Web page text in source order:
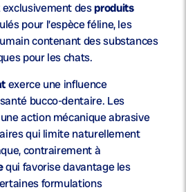
exclusivement desproduits
pour l’espèce féline, les
contenant des substances
pour les chats.
exerce une influence
bucco-dentaire. Les
action mécanique abrasive
qui limite naturellement
contrairement à
qui favorise davantage les
formulations